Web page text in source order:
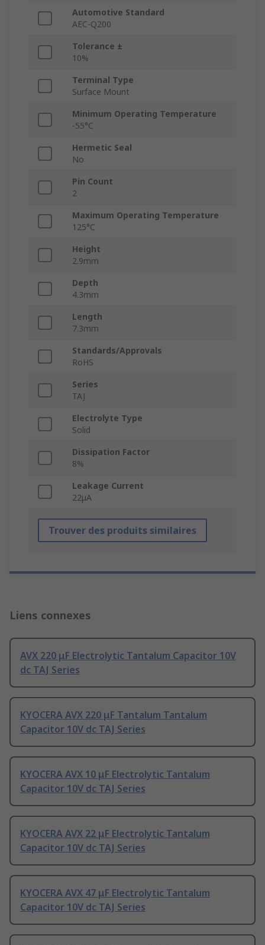
Automotive Standard
AEC-Q200
Tolerance ±
10%
Terminal Type
Surface Mount
Minimum Operating Temperature
-55°C
Hermetic Seal
No
Pin Count
2
Maximum Operating Temperature
125°C
Height
2.9mm
Depth
4.3mm
Length
7.3mm
Standards/Approvals
RoHS
Series
TAJ
Electrolyte Type
Solid
Dissipation Factor
8%
Leakage Current
22μA
Trouver des produits similaires
Liens connexes
AVX 220 μF Electrolytic Tantalum Capacitor 10V
dc TAJ Series
KYOCERA AVX 220 μF Tantalum Tantalum
Capacitor 10V dc TAJ Series
KYOCERA AVX 10 μF Electrolytic Tantalum
Capacitor 10V dc TAJ Series
KYOCERA AVX 22 μF Electrolytic Tantalum
Capacitor 10V dc TAJ Series
KYOCERA AVX 47 μF Electrolytic Tantalum
Capacitor 10V dc TAJ Series